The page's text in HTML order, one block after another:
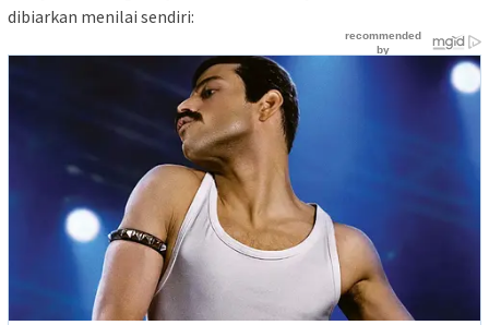
dibiarkan menilai sendiri: